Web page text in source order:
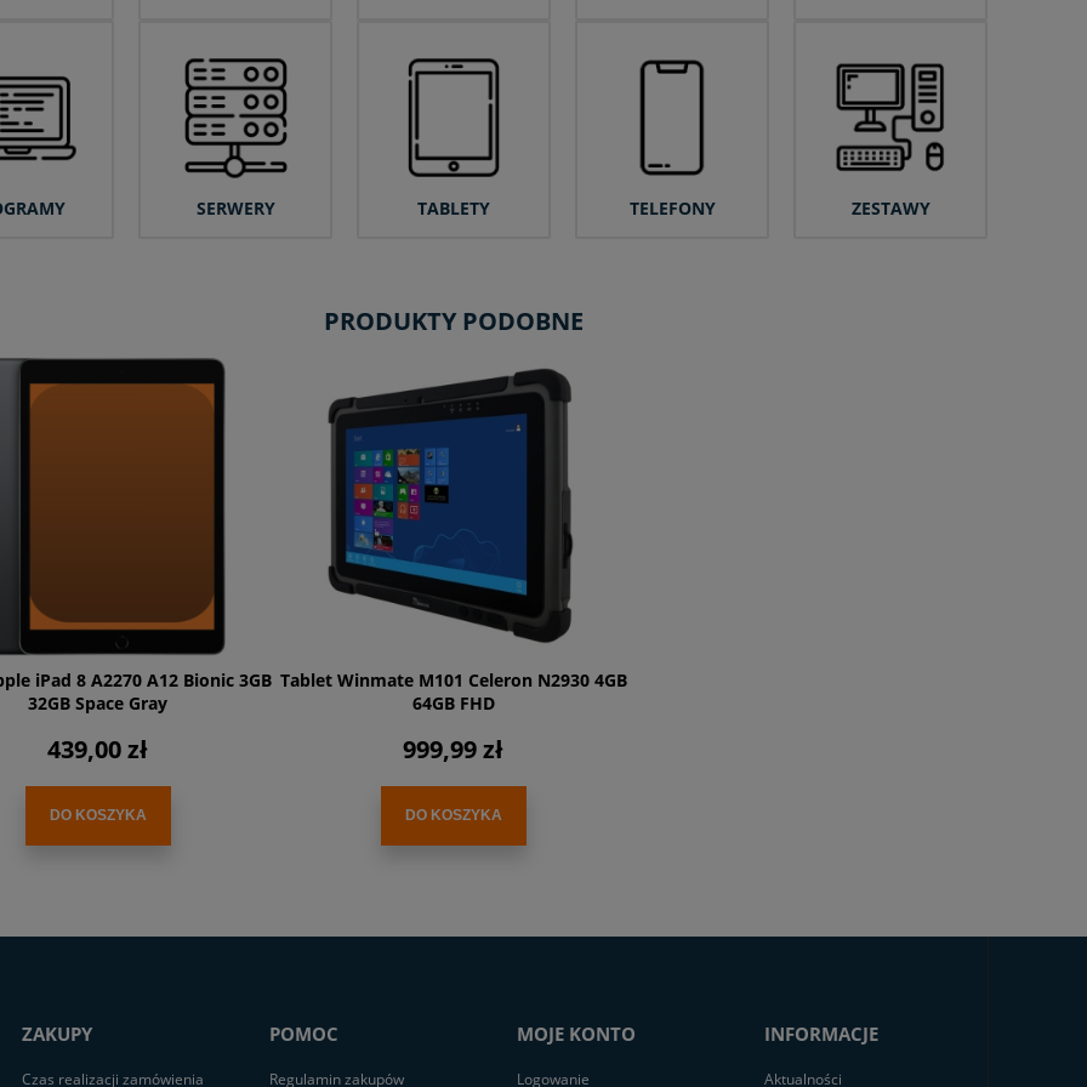
SERWERY TABLETY TELEFONY ZESTAWY
PRODUKTY PODOBNE
iPad 8 A2270 A12 Bionic 3GB
32GB Space Gray
439,00 zł
DO KOSZYKA
Tablet Winmate M101 Celeron N2930 4GB
64GB FHD
999,99 zł
DO KOSZYKA
ZAKUPY
Czas realizacji zamówienia
POMOC
Regulamin zakupów
MOJE KONTO
Logowanie
INFORMACJE
Aktualności